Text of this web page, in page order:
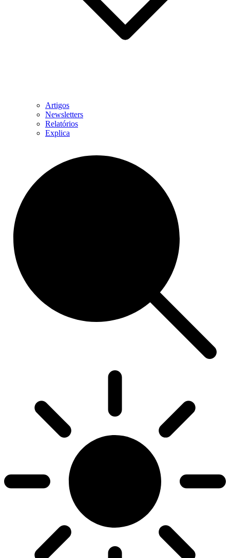
Artigos
Newsletters
Relatórios
Explica